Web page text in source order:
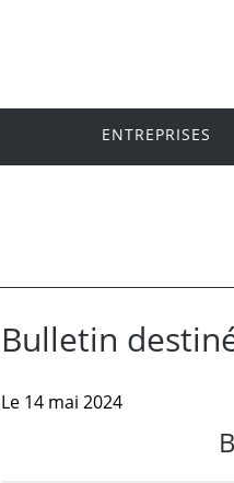
ENTREPRISES
Bulletin
Le 14 mai 2024